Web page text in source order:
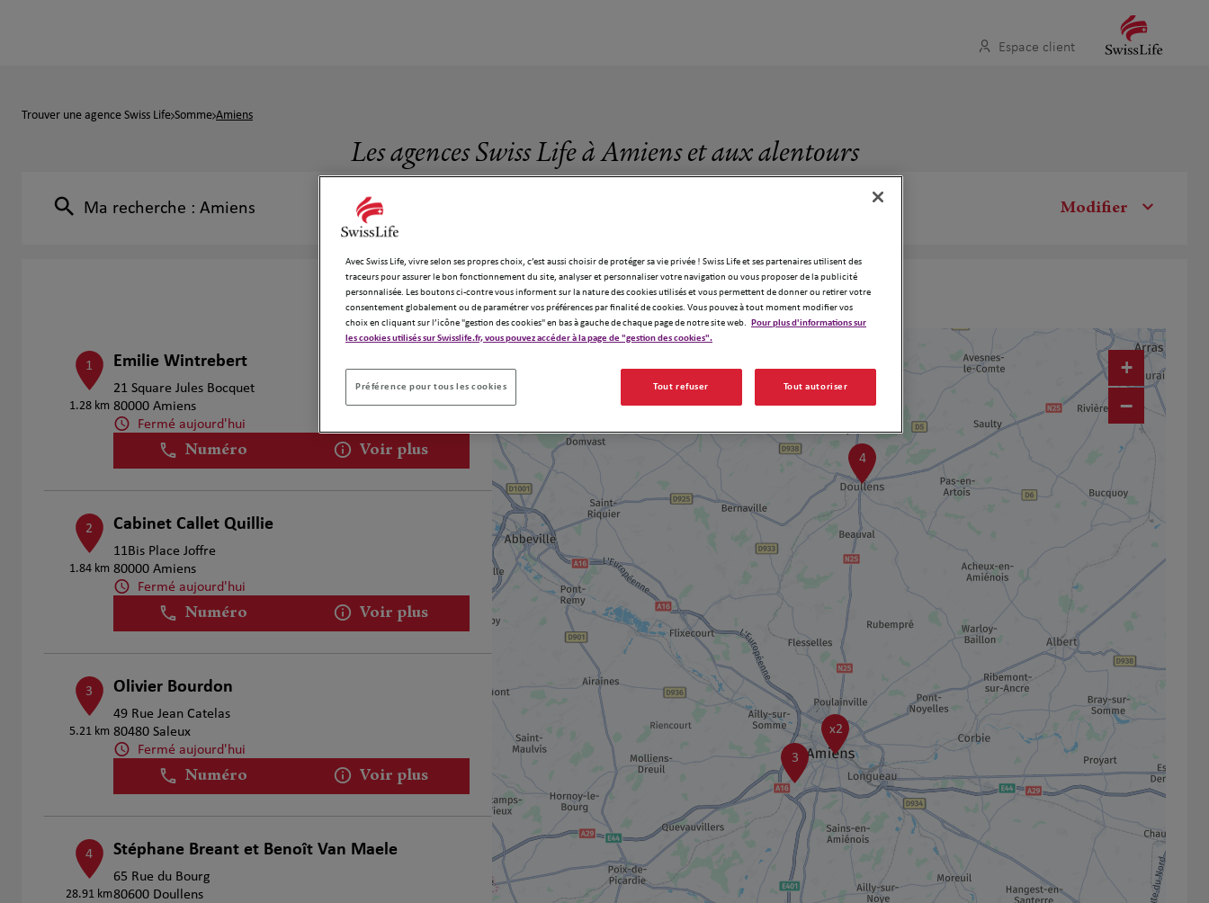
Espace client
Trouver une agence Swiss Life Somme Amiens
Les agences Swiss Life à Amiens et aux alentours
Ma recherche : Amiens Modifier
4 agences Swiss Life à Amiens
1
1.28 km
Emilie Wintrebert
21 Square Jules Bocquet
80000 Amiens
Fermé aujourd'hui
Numéro Voir plus
2
1.84 km
Cabinet Callet Quillie
11Bis Place Joffre
80000 Amiens
Fermé aujourd'hui
Numéro Voir plus
3
5.21 km
Olivier Bourdon
49 Rue Jean Catelas
80480 Saleux
Fermé aujourd'hui
Numéro Voir plus
4
28.91 km
Stéphane Breant et Benoît Van Maele
65 Rue du Bourg
80600 Doullens
4
3
x2
+
−
Avec Swiss Life, vivre selon ses propres choix, c’est aussi choisir de protéger sa vie privée ! Swiss Life et ses partenaires utilisent des
traceurs pour assurer le bon fonctionnement du site, analyser et personnaliser votre navigation ou vous proposer de la publicité
personnalisée. Les boutons ci-contre vous informent sur la nature des cookies utilisés et vous permettent de donner ou retirer votre
consentement globalement ou de paramétrer vos préférences par finalité de cookies. Vous pouvez à tout moment modifier vos
choix en cliquant sur l’icône "gestion des cookies" en bas à gauche de chaque page de notre site web. Pour plus d'informations sur
les cookies utilisés sur Swisslife.fr, vous pouvez accéder à la page de "gestion des cookies".
Préférence pour tous les cookies Tout refuser Tout autoriser